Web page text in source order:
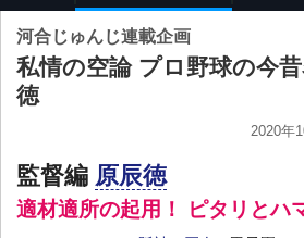
河合じゅんじ連載企画
私情の空論 プロ野球の今
徳
2020年
監督編 原辰徳
適材適所の起用！ ピタリとハ